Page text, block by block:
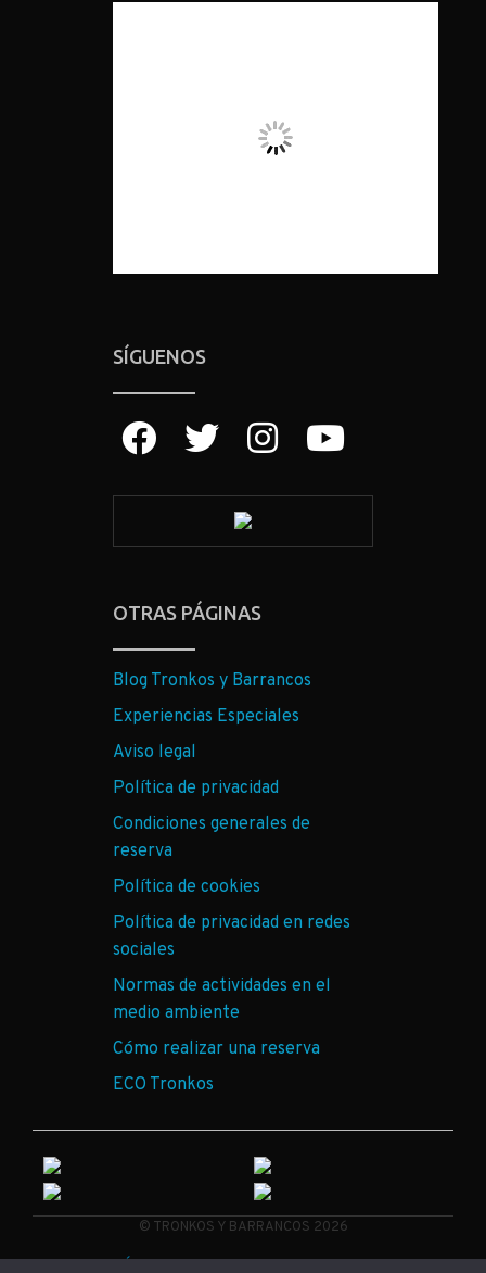
SÍGUENOS
OTRAS PÁGINAS
Blog Tronkos y Barrancos
Experiencias Especiales
Aviso legal
Política de privacidad
Condiciones generales de
reserva
Política de cookies
Política de privacidad en redes
sociales
Normas de actividades en el
medio ambiente
Cómo realizar una reserva
ECO Tronkos
© TRONKOS Y BARRANCOS 2026